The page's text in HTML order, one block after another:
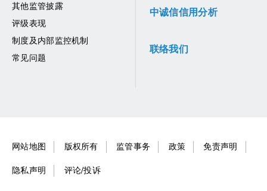
其他监管披露
评级表现
制度及内部监控机制
常见问题
中诚信信用分析
联络我们
网站地图 版权所有 监管事务 政策 免责声明
隐私声明 评论/投诉